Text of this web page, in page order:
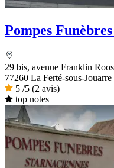
Pompes
29 bis, avenue Franklin
77260 La Ferté-sous-Jouarre
5 /5 (2 avis)
top notes